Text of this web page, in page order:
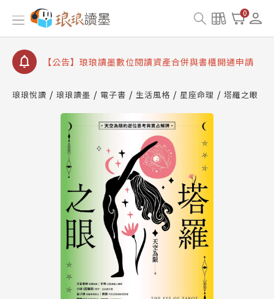
0
【公告】因 Readmoo 讀墨系統維護中，本站同步暫
停部分閱讀服務
【公告】琅琅讀墨數位閱讀資產合併與書櫃開通申請
【公告】琅琅讀墨書櫃開通常見問題
請圖文教學
查詢
【公告】因 Readmoo 讀墨系統維護中，本站同步暫
停部分閱讀服務
琅琅悅讀 琅琅讀墨 電子書 生活風格 星座命理 塔羅之眼